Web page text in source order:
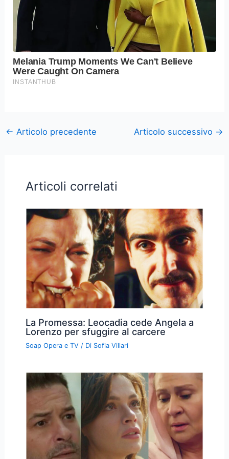
← Articolo precedente Articolo successivo →
Articoli correlati
La Promessa: Leocadia cede Angela a
Lorenzo per sfuggire al carcere
Soap Opera e TV / Di Sofia Villari